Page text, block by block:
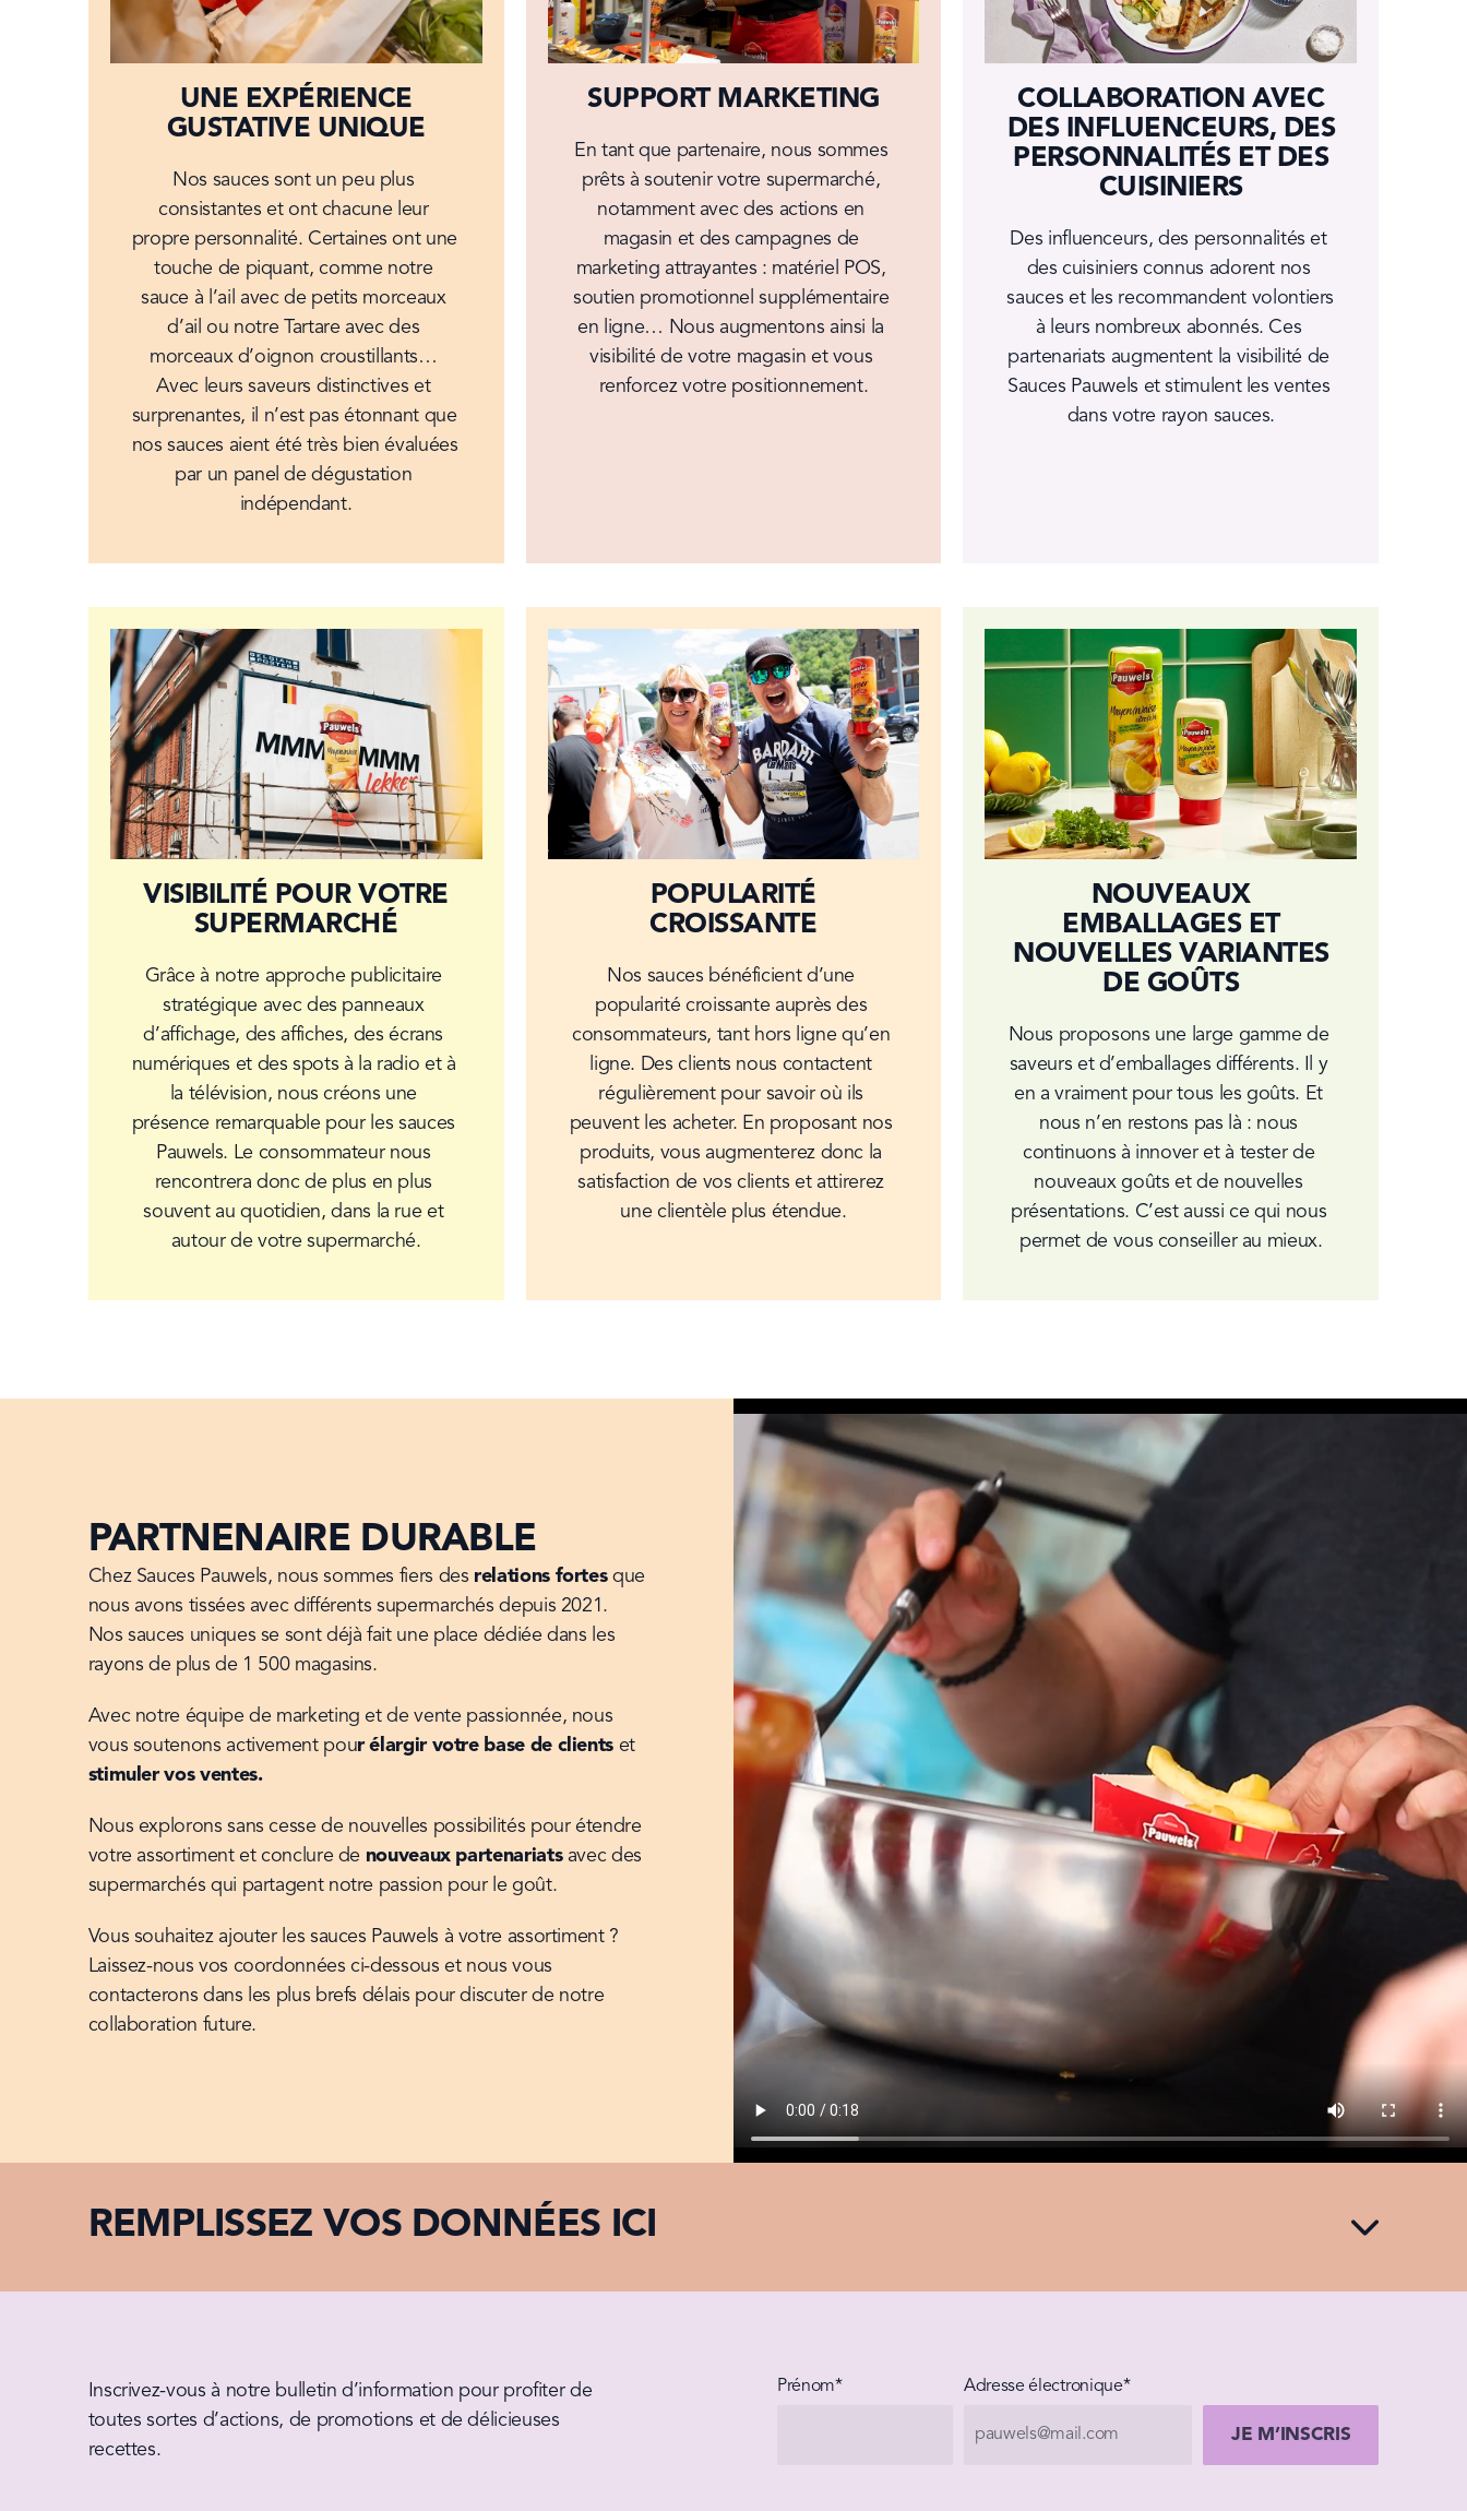
UNE EXPÉRIENCE
GUSTATIVE UNIQUE
Nos sauces sont un peu plus
consistantes et ont chacune leur
propre personnalité. Certaines ont une
touche de piquant, comme notre
sauce à l’ail avec de petits morceaux
d’ail ou notre Tartare avec des
morceaux d’oignon croustillants…
Avec leurs saveurs distinctives et
surprenantes, il n’est pas étonnant que
nos sauces aient été très bien évaluées
par un panel de dégustation
indépendant.
SUPPORT MARKETING
En tant que partenaire, nous sommes
prêts à soutenir votre supermarché,
notamment avec des actions en
magasin et des campagnes de
marketing attrayantes : matériel POS,
soutien promotionnel supplémentaire
en ligne… Nous augmentons ainsi la
visibilité de votre magasin et vous
renforcez votre positionnement.
COLLABORATION AVEC
DES INFLUENCEURS, DES
PERSONNALITÉS ET DES
CUISINIERS
Des influenceurs, des personnalités et
des cuisiniers connus adorent nos
sauces et les recommandent volontiers
à leurs nombreux abonnés. Ces
partenariats augmentent la visibilité de
Sauces Pauwels et stimulent les ventes
dans votre rayon sauces.
VISIBILITÉ POUR VOTRE
SUPERMARCHÉ
Grâce à notre approche publicitaire
stratégique avec des panneaux
d’affichage, des affiches, des écrans
numériques et des spots à la radio et à
la télévision, nous créons une
présence remarquable pour les sauces
Pauwels. Le consommateur nous
rencontrera donc de plus en plus
souvent au quotidien, dans la rue et
autour de votre supermarché.
POPULARITÉ
CROISSANTE
Nos sauces bénéficient d’une
popularité croissante auprès des
consommateurs, tant hors ligne qu’en
ligne. Des clients nous contactent
régulièrement pour savoir où ils
peuvent les acheter. En proposant nos
produits, vous augmenterez donc la
satisfaction de vos clients et attirerez
une clientèle plus étendue.
NOUVEAUX
EMBALLAGES ET
NOUVELLES VARIANTES
DE GOÛTS
Nous proposons une large gamme de
saveurs et d’emballages différents. Il y
en a vraiment pour tous les goûts. Et
nous n’en restons pas là : nous
continuons à innover et à tester de
nouveaux goûts et de nouvelles
présentations. C’est aussi ce qui nous
permet de vous conseiller au mieux.
PARTNENAIRE DURABLE
Chez Sauces Pauwels, nous sommes fiers des relations fortes que
nous avons tissées avec différents supermarchés depuis 2021.
Nos sauces uniques se sont déjà fait une place dédiée dans les
rayons de plus de 1 500 magasins.
Avec notre équipe de marketing et de vente passionnée, nous
vous soutenons activement pour élargir votre base de clients
et
stimuler vos ventes.
Nous explorons sans cesse de nouvelles possibilités pour étendre
votre assortiment et conclure de nouveaux partenariats avec des
supermarchés qui partagent notre passion pour le goût.
Vous souhaitez ajouter les sauces Pauwels à votre assortiment ?
Laissez-nous vos coordonnées ci-dessous et nous vous
contacterons dans les plus brefs délais pour discuter de notre
collaboration future.
REMPLISSEZ VOS DONNÉES ICI
Prénom* Adresse électronique*
JE M’INSCRIS
Inscrivez-vous à notre bulletin d’information pour profiter de
toutes sortes d’actions, de promotions et de délicieuses
recettes.